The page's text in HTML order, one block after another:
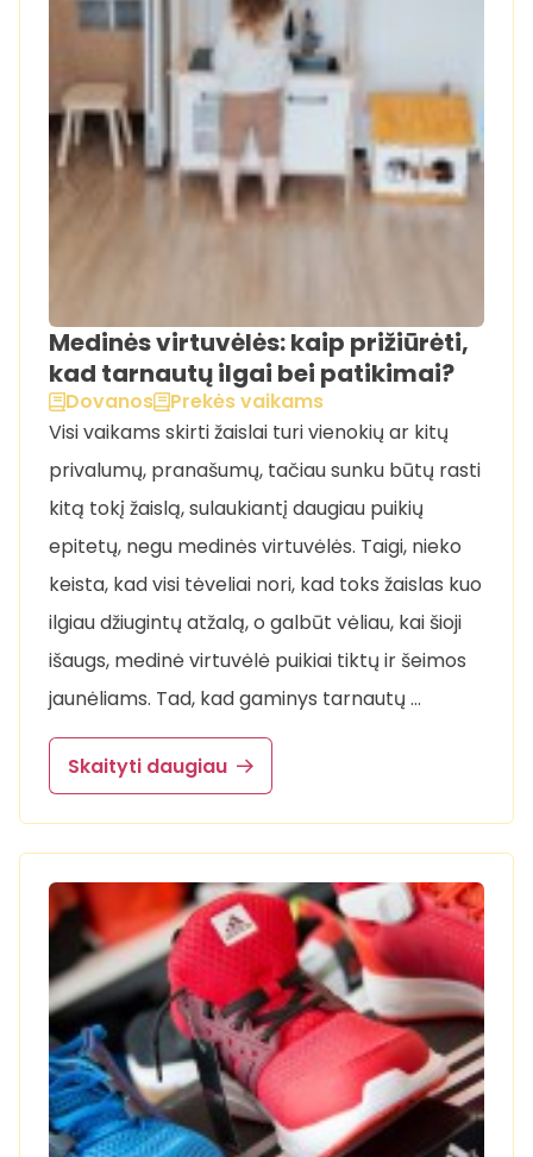
Medinės virtuvėlės: kaip prižiūrėti,
kad tarnautų ilgai bei patikimai?
Dovanos
Prekės vaikams
Visi vaikams skirti žaislai turi vienokių ar kitų
privalumų, pranašumų, tačiau sunku būtų rasti
kitą tokį žaislą, sulaukiantį daugiau puikių
epitetų, negu medinės virtuvėlės. Taigi, nieko
keista, kad visi tėveliai nori, kad toks žaislas kuo
ilgiau džiugintų atžalą, o galbūt vėliau, kai šioji
išaugs, medinė virtuvėlė puikiai tiktų ir šeimos
jaunėliams. Tad, kad gaminys tarnautų …
Skaityti daugiau